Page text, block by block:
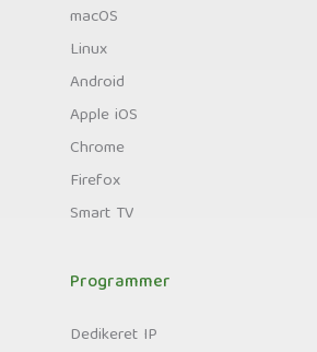
macOS
Linux
Android
Apple iOS
Chrome
Firefox
Smart TV
Programmer
Dedikeret IP